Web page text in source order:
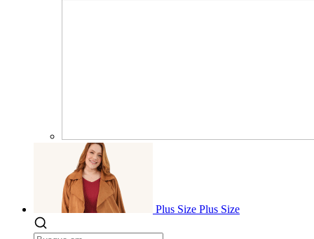
Plus Size Plus Size